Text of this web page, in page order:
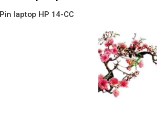
Pin laptop HP 14-CC